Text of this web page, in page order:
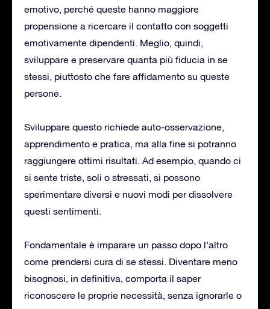
emotivo, perché queste hanno maggiore
propensione a ricercare il contatto con soggetti
emotivamente dipendenti. Meglio, quindi,
sviluppare e preservare quanta più fiducia in se
stessi, piuttosto che fare affidamento su queste
persone.
Sviluppare questo richiede auto-osservazione,
apprendimento e pratica, ma alla fine si potranno
raggiungere ottimi risultati. Ad esempio, quando ci
si sente triste, soli o stressati, si possono
sperimentare diversi e nuovi modi per dissolvere
questi sentimenti.
Fondamentale è imparare un passo dopo l’altro
come prendersi cura di se stessi. Diventare meno
bisognosi, in definitiva, comporta il saper
riconoscere le proprie necessità, senza ignorarle o